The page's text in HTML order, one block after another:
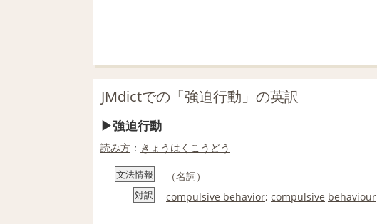
JMdictでの「強迫行動」の英訳
強迫行動
読み方 ： きょうはくこうどう
文法情報 （名詞）
対訳 compulsive behavior; compulsive behaviour